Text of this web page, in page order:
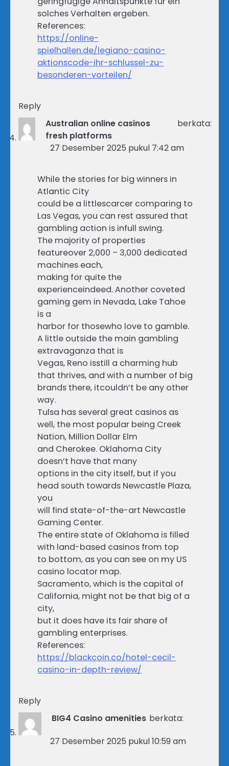
solches Verhalten ergeben.
References:
https://online-
spielhallen.de/legiano-casino-
aktionscode-ihr-schlussel-zu-
besonderen-vorteilen/
Reply
Australian online casinos
fresh platforms
berkata:
27 Desember 2025 pukul 7:42 am
While the stories for big winners in
Atlantic City
could be a littlescarcer comparing to
Las Vegas, you can rest assured that
gambling action is infull swing.
The majority of properties
featureover 2,000 – 3,000 dedicated
machines each,
making for quite the
experienceindeed. Another coveted
gaming gem in Nevada, Lake Tahoe
is a
harbor for thosewho love to gamble.
A little outside the main gambling
extravaganza that is
Vegas, Reno isstill a charming hub
that thrives, and with a number of big
brands there, itcouldn’t be any other
way.
Tulsa has several great casinos as
well, the most popular being Creek
Nation, Million Dollar Elm
and Cherokee. Oklahoma City
doesn’t have that many
options in the city itself, but if you
head south towards Newcastle Plaza,
you
will find state-of-the-art Newcastle
Gaming Center.
The entire state of Oklahoma is filled
with land-based casinos from top
to bottom, as you can see on my US
casino locator map.
Sacramento, which is the capital of
California, might not be that big of a
city,
but it does have its fair share of
gambling enterprises.
References:
https://blackcoin.co/hotel-cecil-
casino-in-depth-review/
Reply
BIG4 Casino amenities berkata:
27 Desember 2025 pukul 10:59 am